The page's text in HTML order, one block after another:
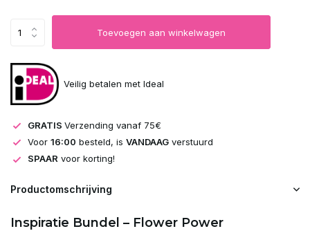
Toevoegen aan winkelwagen
Veilig betalen met Ideal
GRATIS Verzending vanaf 75€
Voor 16:00 besteld, is VANDAAG verstuurd
SPAAR voor korting!
Productomschrijving
Inspiratie Bundel – Flower Power